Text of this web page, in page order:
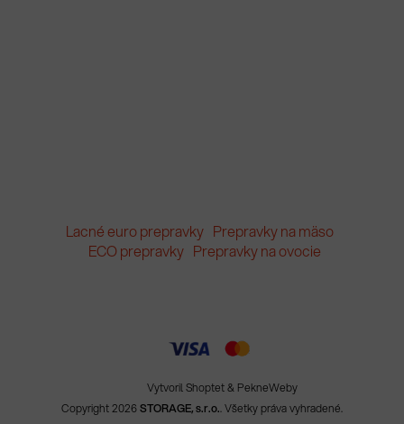
Lacné euro prepravky Prepravky na mäso
ECO prepravky Prepravky na ovocie
Vytvoril Shoptet& PekneWeby
Copyright 2026STORAGE, s.r.o.. Všetky práva vyhradené.